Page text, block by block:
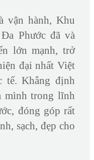
vận hành, Khu
Phước đã và
lớn mạnh, trở
đại nhất Việt
tế. Khẳng định
mình trong lĩnh
đóng góp rất
sạch, đẹp cho